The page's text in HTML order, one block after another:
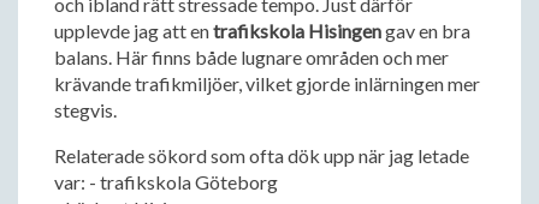
upplevde jag att entrafikskola Hisingengav en bra
balans. Här finns både lugnare områden och mer
krävande trafikmiljöer, vilket gjorde inlärningen mer
stegvis.
Relaterade sökord som ofta dök upp när jag letade
var: - trafikskola Göteborg